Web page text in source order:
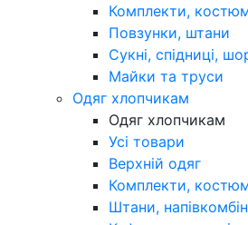
Комплекти,
Повзунки, штани
Сукні, спідниці,
Майки та труси
Одяг хлопчикам
Одяг хлопчикам
Усі товари
Верхній одяг
Комплекти,
Штани,